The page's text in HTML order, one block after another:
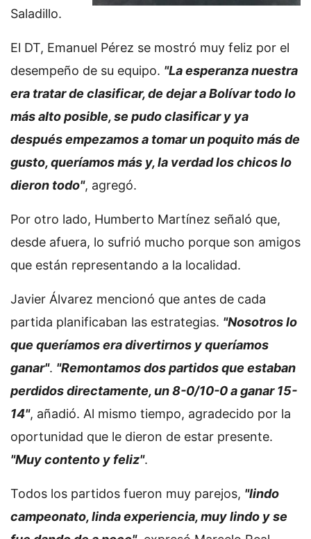
Saladillo.
El DT, Emanuel Pérez se mostró muy feliz por el
desempeño de su equipo. "La esperanza nuestra
era tratar de clasificar, de dejar a Bolívar todo lo
más alto posible, se pudo clasificar y ya
después empezamos a tomar un poquito más de
gusto, queríamos más y, la verdad los chicos lo
dieron todo", agregó.
Por otro lado, Humberto Martínez señaló que,
desde afuera, lo sufrió mucho porque son amigos
que están representando a la localidad.
Javier Álvarez mencionó que antes de cada
partida planificaban las estrategias. "Nosotros lo
que queríamos era divertirnos y queríamos
ganar". "Remontamos dos partidos que estaban
perdidos directamente, un 8-0/10-0 a ganar 15-
14", añadió. Al mismo tiempo, agradecido por la
oportunidad que le dieron de estar presente.
"Muy contento y feliz".
Todos los partidos fueron muy parejos, "lindo
campeonato, linda experiencia, muy lindo y se